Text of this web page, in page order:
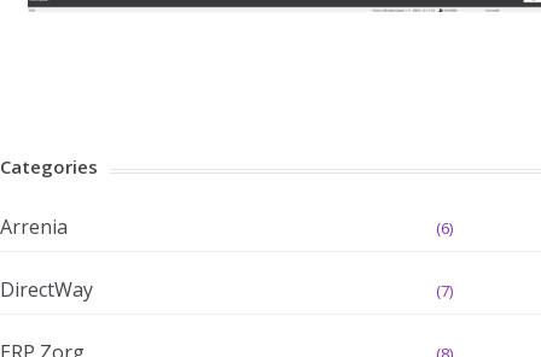
Categories
Arrenia (6)
DirectWay (7)